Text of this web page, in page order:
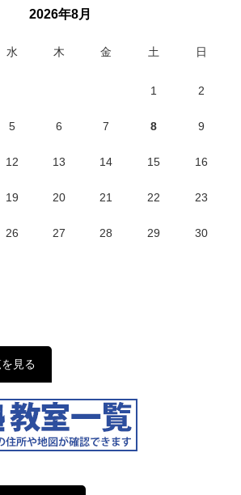
2026年8月
水 木 金 土 日
1 2
5 6 7 8 9
12 13 14 15 16
19 20 21 22 23
26 27 28 29 30
見る